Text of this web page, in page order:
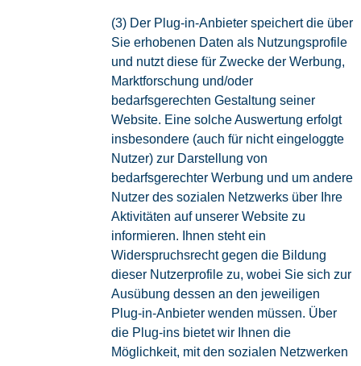
(3) Der Plug-in-Anbieter speichert die über
Sie erhobenen Daten als Nutzungsprofile
und nutzt diese für Zwecke der Werbung,
Marktforschung und/oder
bedarfsgerechten Gestaltung seiner
Website. Eine solche Auswertung erfolgt
insbesondere (auch für nicht eingeloggte
Nutzer) zur Darstellung von
bedarfsgerechter Werbung und um andere
Nutzer des sozialen Netzwerks über Ihre
Aktivitäten auf unserer Website zu
informieren. Ihnen steht ein
Widerspruchsrecht gegen die Bildung
dieser Nutzerprofile zu, wobei Sie sich zur
Ausübung dessen an den jeweiligen
Plug-in-Anbieter wenden müssen. Über
die Plug-ins bietet wir Ihnen die
Möglichkeit, mit den sozialen Netzwerken